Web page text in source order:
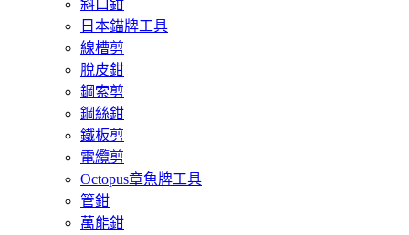
斜口鉗
日本錨牌工具
線槽剪
脫皮鉗
鋼索剪
鋼絲鉗
鐵板剪
電纜剪
Octopus章魚牌工具
管鉗
萬能鉗